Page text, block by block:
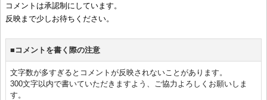
コメントは承認制にしています。
反映まで少しお待ちください。
■コメントを書く際の注意
文字数が多すぎるとコメントが反映されないことがあります。
300文字以内で書いていただきますよう、ご協力よろしくお願いしま
す。